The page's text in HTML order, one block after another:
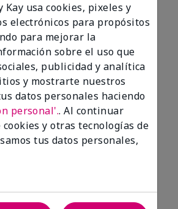
Kay usa cookies, pixeles y
electrónicos para propósitos
para mejorar la
sobre el uso que
publicidad y analítica
y mostrarte nuestros
datos personales haciendo
personal'.. Al continuar
y otras tecnologías de
tus datos personales,